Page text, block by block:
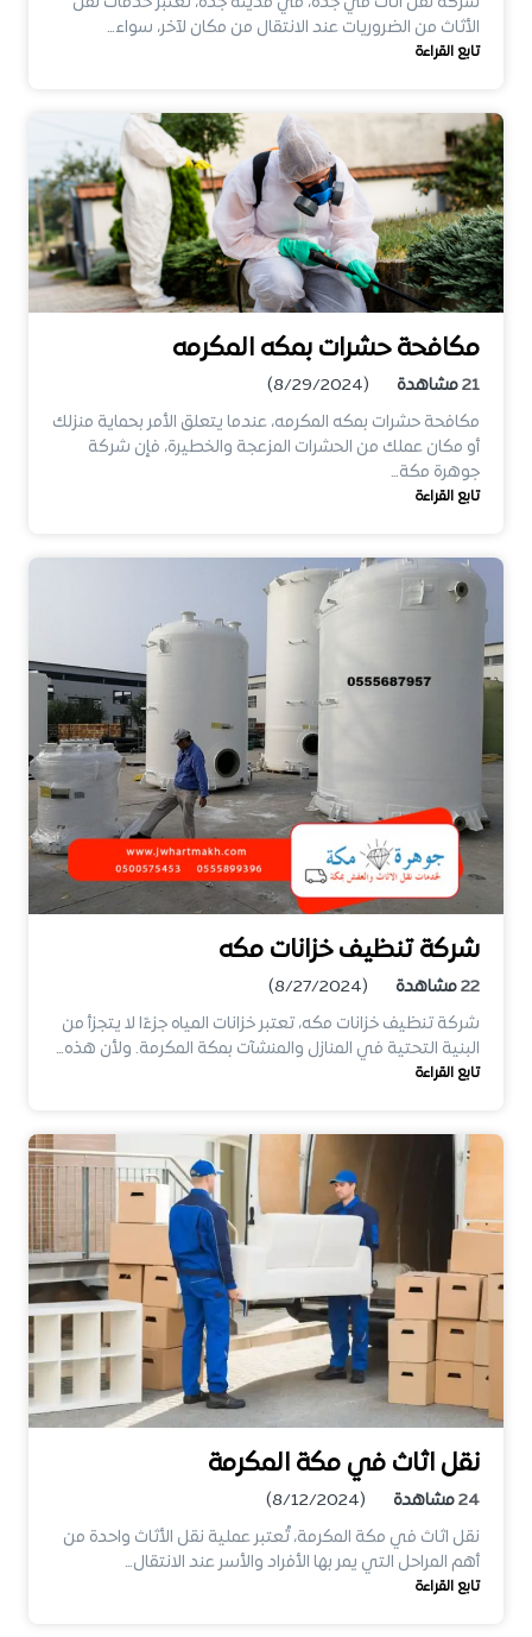
الأثاث من الضروريات عند الانتقال من مكان لآخر، سواء…
تابع القراءة
مكافحة حشرات بمكه المكرمه
21مشاهدة
(8/29/2024)
مكافحة حشرات بمكه المكرمه، عندما يتعلق الأمر بحماية منزلك
أو مكان عملك من الحشرات المزعجة والخطيرة، فإن شركة
جوهرة مكة…
تابع القراءة
شركة تنظيف خزانات مكه
22مشاهدة
(8/27/2024)
شركة تنظيف خزانات مكه، تعتبر خزانات المياه جزءًا لا يتجزأ من
البنية التحتية في المنازل والمنشآت بمكة المكرمة. ولأن هذه…
تابع القراءة
نقل اثاث في مكة المكرمة
24مشاهدة
(8/12/2024)
نقل اثاث في مكة المكرمة، تُعتبر عملية نقل الأثاث واحدة من
أهم المراحل التي يمر بها الأفراد والأسر عند الانتقال…
تابع القراءة